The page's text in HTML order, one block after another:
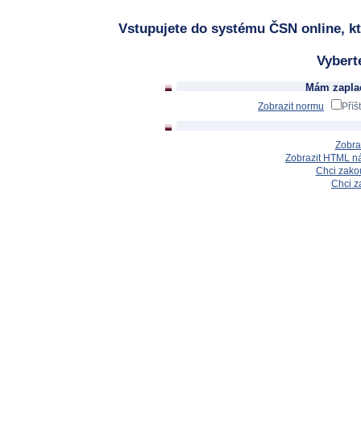
Vstupujete do systému ČSN online,
Mám
Zobrazit normu
Zobrazit HTML
Chci
Chci